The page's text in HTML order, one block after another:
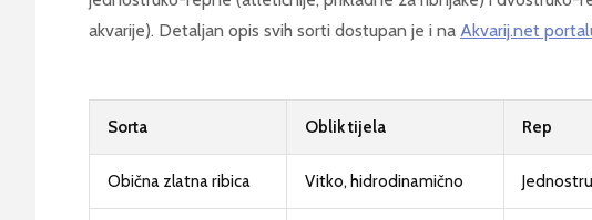
akvarije). Detaljan opis svih sorti dostupan je i na Akvarij.net
Sorta Oblik tijela Rep
Obična zlatna ribica Vitko, hidrodinamično